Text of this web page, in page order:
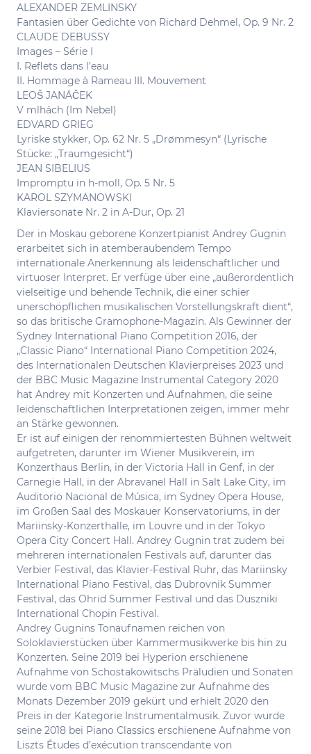
ALEXANDER ZEMLINSKY
Fantasien über Gedichte von Richard Dehmel, Op. 9 Nr. 2
CLAUDE DEBUSSY
Images – Série I
I. Reflets dans l’eau
II. Hommage à Rameau III. Mouvement
LEOŠ JANÁČEK
V mlhách (Im Nebel)
EDVARD GRIEG
Lyriske stykker, Op. 62 Nr. 5 „Drømmesyn“ (Lyrische
Stücke: „Traumgesicht“)
JEAN SIBELIUS
Impromptu in h-moll, Op. 5 Nr. 5
KAROL SZYMANOWSKI
Klaviersonate Nr. 2 in A-Dur, Op. 21
Der in Moskau geborene Konzertpianist Andrey Gugnin
erarbeitet sich in atemberaubendem Tempo
internationale Anerkennung als leidenschaftlicher und
virtuoser Interpret. Er verfüge über eine „außerordentlich
vielseitige und behende Technik, die einer schier
unerschöpflichen musikalischen Vorstellungskraft dient“,
so das britische Gramophone-Magazin. Als Gewinner der
Sydney International Piano Competition 2016, der
„Classic Piano“ International Piano Competition 2024,
des Internationalen Deutschen Klavierpreises 2023 und
der BBC Music Magazine Instrumental Category 2020
hat Andrey mit Konzerten und Aufnahmen, die seine
leidenschaftlichen Interpretationen zeigen, immer mehr
an Stärke gewonnen.
Er ist auf einigen der renommiertesten Bühnen weltweit
aufgetreten, darunter im Wiener Musikverein, im
Konzerthaus Berlin, in der Victoria Hall in Genf, in der
Carnegie Hall, in der Abravanel Hall in Salt Lake City, im
Auditorio Nacional de Música, im Sydney Opera House,
im Großen Saal des Moskauer Konservatoriums, in der
Mariinsky-Konzerthalle, im Louvre und in der Tokyo
Opera City Concert Hall. Andrey Gugnin trat zudem bei
mehreren internationalen Festivals auf, darunter das
Verbier Festival, das Klavier-Festival Ruhr, das Mariinsky
International Piano Festival, das Dubrovnik Summer
Festival, das Ohrid Summer Festival und das Duszniki
International Chopin Festival.
Andrey Gugnins Tonaufnamen reichen von
Soloklavierstücken über Kammermusikwerke bis hin zu
Konzerten. Seine 2019 bei Hyperion erschienene
Aufnahme von Schostakowitschs Präludien und Sonaten
wurde vom BBC Music Magazine zur Aufnahme des
Monats Dezember 2019 gekürt und erhielt 2020 den
Preis in der Kategorie Instrumentalmusik. Zuvor wurde
seine 2018 bei Piano Classics erschienene Aufnahme von
Liszts Études d’exécution transcendante von